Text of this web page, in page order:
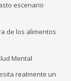
escenario
de los alimentos
Mental
realmente un